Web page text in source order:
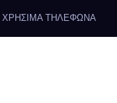
ΧΡΗΣΙΜΑ ΤΗΛΕΦΩΝΑ